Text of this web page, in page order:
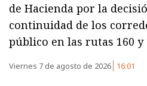
de Hacienda por la
continuidad de los
público en las rutas 160 y
Viernes 7 de agosto de 2026 16:01